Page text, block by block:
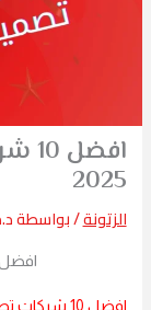
2025
الزتونة/ بواسطة
افضل 10 شركات تصميم مواقع
افضل 10 شركات تصميم مواقع في مصر 2025 الكلام عن ايه: